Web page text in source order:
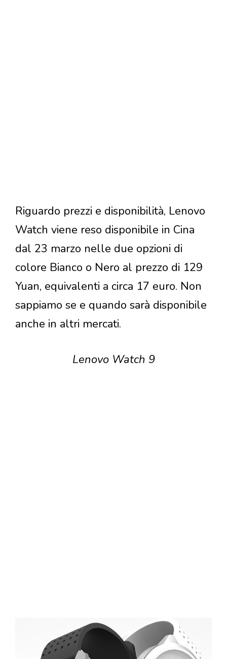
Riguardo prezzi e disponibilità, Lenovo
Watch viene reso disponibile in Cina
dal 23 marzo nelle due opzioni di
colore Bianco o Nero al prezzo di 129
Yuan, equivalenti a circa 17 euro. Non
sappiamo se e quando sarà disponibile
anche in altri mercati.
Lenovo Watch 9